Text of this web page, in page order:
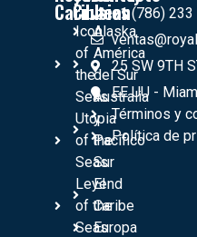
Caribbean
Icon
of
the
Seas
Utopia
of the
Seas
Leyend
of the
Seas
Crusies
Alaska
América
del Sur
Australia
y
Pacífico
Sur
El
Caribe
Europa
+1 (786) 233
25 SW 9TH
EE UU -
Términos y
Política de